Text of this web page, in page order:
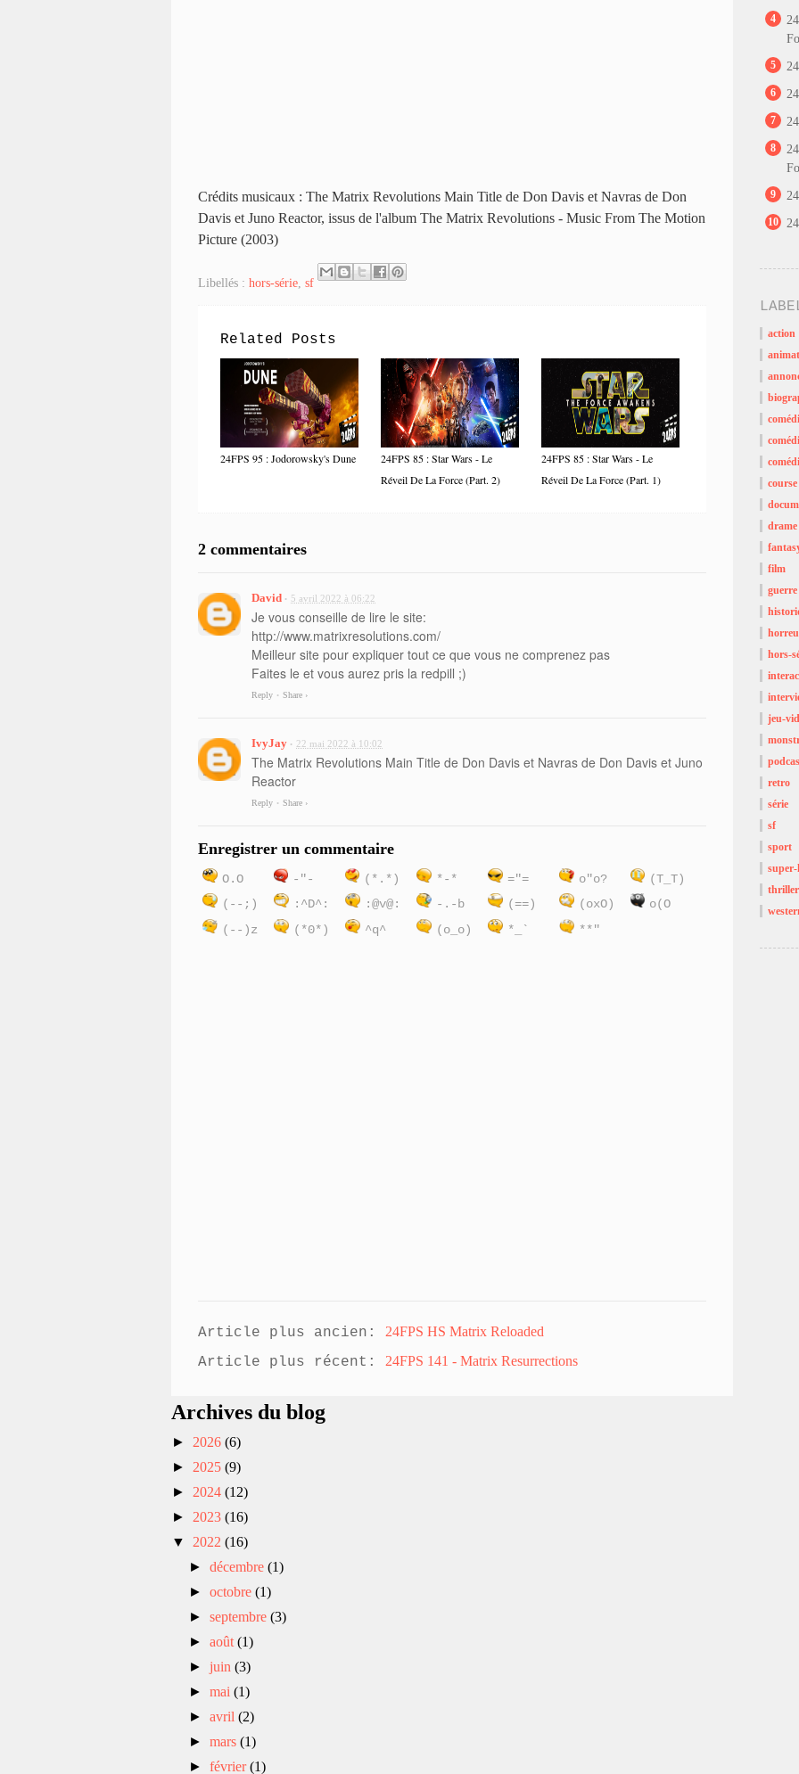
Crédits musicaux : The Matrix Revolutions Main Title de Don Davis et Navras de Don
Davis et Juno Reactor, issus de l'album The Matrix Revolutions - Music From The Motion
Picture (2003)
Libellés : hors-série sf
Related Posts
24FPS 95 : Jodorowsky's Dune
24FPS 85 : Star Wars - Le
Réveil De La Force (Part. 2)
24FPS 85 : Star Wars - Le
Réveil De La Force (Part. 1)
2 commentaires
David • 5 avril 2022 à 06:22
Je vous conseille de lire le site:
http://www.matrixresolutions.com/
Meilleur site pour expliquer tout ce que vous ne comprenez pas
Faites le et vous aurez pris la redpill ;)
Reply • Share ›
IvyJay • 22 mai 2022 à 10:02
The Matrix Revolutions Main Title de Don Davis et Navras de Don Davis et Juno
Reactor
Reply • Share ›
Enregistrer un commentaire
O.O -"- (*.*) *-* ="= o"o?
(T_T)
(--;)
:^D^: :@v@: -.-b (==) (oxO)
o(O
(--)z
(*0*) ^q^ (o_o) *_` **"
Article plus ancien: 24FPS HS Matrix Reloaded
Article plus récent: 24FPS 141 - Matrix Resurrections
Archives du blog
► 2026 (6)
► 2025 (9)
► 2024 (12)
► 2023 (16)
▼ 2022 (16)
►décembre(1)
►octobre(1)
►septembre(3)
►août(1)
►juin(3)
►mai(1)
►avril(2)
►mars(1)
►février(1)
4
5
6
7
8
9
10
action
course
drame
film
guerre
hors-
jeu-
retro
série
sf
sport
super-
thriller